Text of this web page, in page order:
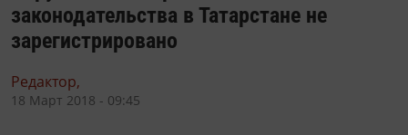
законодательства в Татарстане не
зарегистрировано
Редактор,
18 Март 2018 - 09:45